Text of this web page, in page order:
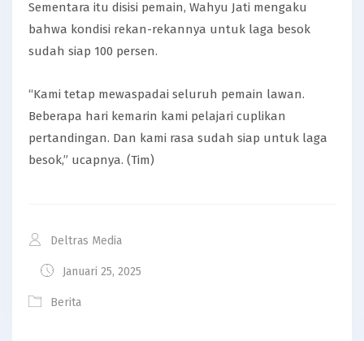
Sementara itu disisi pemain, Wahyu Jati mengaku
bahwa kondisi rekan-rekannya untuk laga besok
sudah siap 100 persen.
“Kami tetap mewaspadai seluruh pemain lawan.
Beberapa hari kemarin kami pelajari cuplikan
pertandingan. Dan kami rasa sudah siap untuk laga
besok,” ucapnya. (Tim)
Deltras Media
Januari 25, 2025
Berita